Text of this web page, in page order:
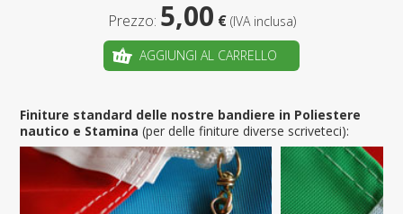
Prezzo: 5,00 € (IVA inclusa)
AGGIUNGI AL CARRELLO
Finiture standard delle nostre bandiere in Poliestere
nautico e Stamina(per delle finiture diverse scriveteci):